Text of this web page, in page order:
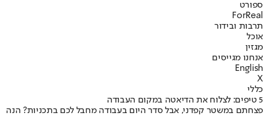
ספורט
ForReal
תרבות ובידור
אוכל
מגזין
אנחנו מגייסים
English
X
כללי
5 טיפים: לצלוח את הדיאטה במקום העבודה
פצחתם במשטר קפדני, אבל סדר היום בעבודה מחבל לכם בתכניות? הנה